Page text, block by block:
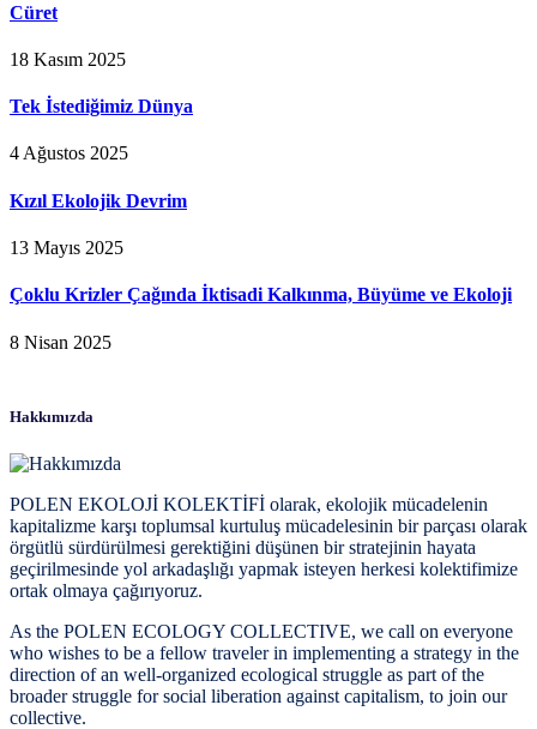
Cüret
18 Kasım 2025
Tek İstediğimiz Dünya
4 Ağustos 2025
Kızıl Ekolojik Devrim
13 Mayıs 2025
Çoklu Krizler Çağında İktisadi Kalkınma, Büyüme ve Ekoloji
8 Nisan 2025
Hakkımızda
POLEN EKOLOJİ KOLEKTİFİ olarak, ekolojik mücadelenin
kapitalizme karşı toplumsal kurtuluş mücadelesinin bir parçası olarak
örgütlü sürdürülmesi gerektiğini düşünen bir stratejinin hayata
geçirilmesinde yol arkadaşlığı yapmak isteyen herkesi kolektifimize
ortak olmaya çağırıyoruz.
As the POLEN ECOLOGY COLLECTIVE, we call on everyone
who wishes to be a fellow traveler in implementing a strategy in the
direction of an well-organized ecological struggle as part of the
broader struggle for social liberation against capitalism, to join our
collective.